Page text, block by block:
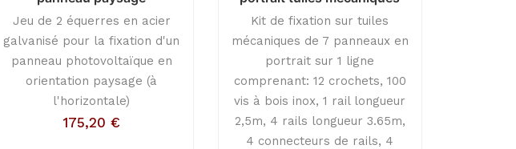
Jeu de 2 équerres en acier
galvanisé pour la fixation d'un
panneau photovoltaïque en
orientation paysage (à
l'horizontale)
175,20 €
Kit de fixation sur tuiles
mécaniques de 7 panneaux en
portrait sur 1 ligne
comprenant: 12 crochets, 100
vis à bois inox, 1 rail longueur
2,5m, 4 rails longueur 3.65m,
4 connecteurs de rails, 4